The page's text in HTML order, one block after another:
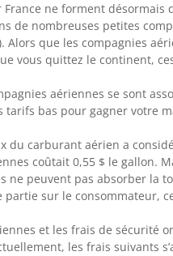
France ne forment désormais
de nombreuses petites
Alors que les compagnies
vous quittez le continent,
aériennes se sont
tarifs bas pour gagner votre
du carburant aérien a
coûtait 0,55 $ le gallon.
ne peuvent pas absorber la
sur le consommateur,
et les frais de sécurité
les frais suivants